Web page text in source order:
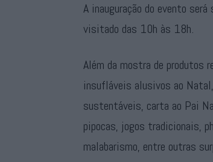
A inauguração do evento
visitado das 10h às 18h.
Além da mostra de produtos
insufláveis alusivos ao
sustentáveis, carta ao Pai
pipocas, jogos tradicionais,
malabarismo, entre outras